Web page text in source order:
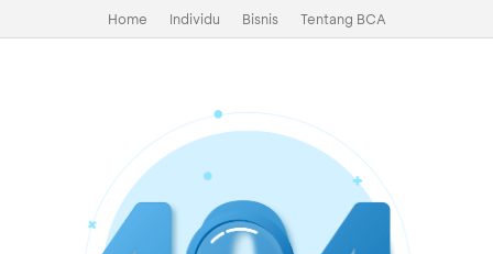
Home Individu Bisnis Tentang BCA